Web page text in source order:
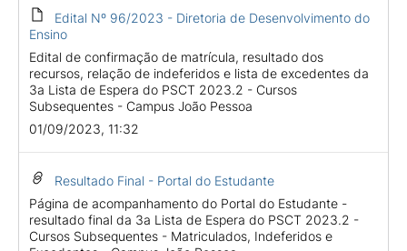
Edital Nº 96/2023 - Diretoria de Desenvolvimento do
Ensino
Edital de confirmação de matrícula, resultado dos
recursos, relação de indeferidos e lista de excedentes da
3a Lista de Espera do PSCT 2023.2 - Cursos
Subsequentes - Campus João Pessoa
01/09/2023, 11:32
Resultado Final - Portal do Estudante
Página de acompanhamento do Portal do Estudante -
resultado final da 3a Lista de Espera do PSCT 2023.2 -
Cursos Subsequentes - Matriculados, Indeferidos e